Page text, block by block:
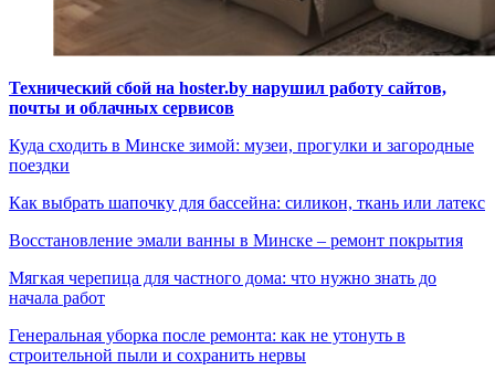
Технический сбой на hoster.by нарушил работу сайтов,
почты и облачных сервисов
Куда сходить в Минске зимой: музеи, прогулки и загородные
поездки
Как выбрать шапочку для бассейна: силикон, ткань или латекс
Восстановление эмали ванны в Минске – ремонт покрытия
Мягкая черепица для частного дома: что нужно знать до
начала работ
Генеральная уборка после ремонта: как не утонуть в
строительной пыли и сохранить нервы